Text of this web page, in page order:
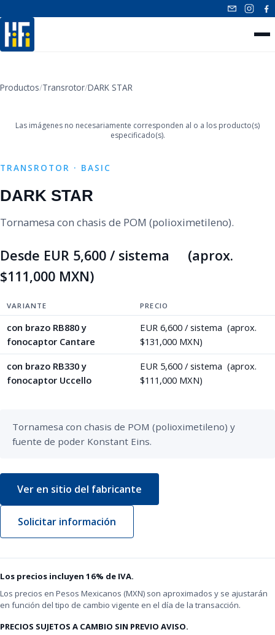
Productos/Transrotor/DARK STAR
Las imágenes no necesariamente corresponden al o a los producto(s)
especificado(s).
TRANSROTOR · BASIC
DARK STAR
Tornamesa con chasis de POM (polioximetileno).
Desde EUR 5,600 / sistema (aprox.
$111,000 MXN)
VARIANTE PRECIO
con brazo RB880 y
fonocaptor Cantare
EUR 6,600 / sistema (aprox.
$131,000 MXN)
con brazo RB330 y
fonocaptor Uccello
EUR 5,600 / sistema (aprox.
$111,000 MXN)
Tornamesa con chasis de POM (polioximetileno) y
fuente de poder Konstant Eins.
Ver en sitio del fabricante
Solicitar información
Los precios incluyen 16% de IVA.
Los precios en Pesos Mexicanos (MXN) son aproximados y se ajustarán
en función del tipo de cambio vigente en el día de la transacción.
PRECIOS SUJETOS A CAMBIO SIN PREVIO AVISO.